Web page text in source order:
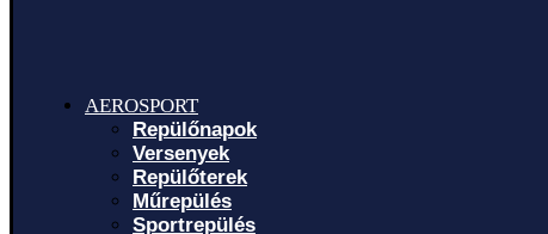
AEROSPORT
Repülőnapok
Versenyek
Repülőterek
Műrepülés
Sportrepülés